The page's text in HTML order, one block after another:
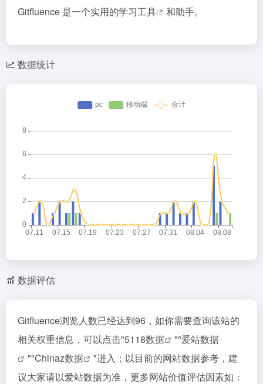
Gitfluence 是一个实用的学习工具 和助手。
数据统计
数据评估
Gitfluence浏览人数已经达到96，如你需要查询该站的
相关权重信息，可以点击"5118数据 ""爱站数据
""Chinaz数据
"进入；以目前的网站数据参考，建
议大家请以爱站数据为准，更多网站价值评估因素如：